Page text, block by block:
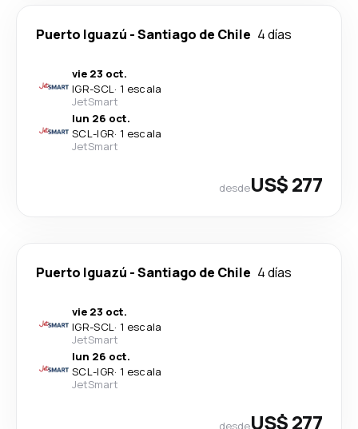
Puerto Iguazú -Santiago de Chile 4 días
vie 23 oct.
IGR-SCL· 1 escala
JetSmart
lun 26 oct.
SCL-IGR· 1 escala
JetSmart
desdeUS$ 277
Puerto Iguazú -Santiago de Chile 4 días
vie 23 oct.
IGR-SCL· 1 escala
JetSmart
lun 26 oct.
SCL-IGR· 1 escala
JetSmart
desdeUS$ 277